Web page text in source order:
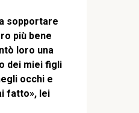
sopportare
più bene
loro una
dei miei figli
occhi e
fatto», lei